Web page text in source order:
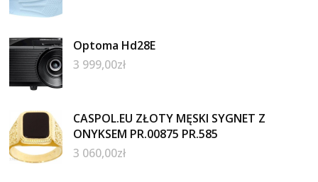
Optoma Hd28E
3 999,00zł
CASPOL.EU ZŁOTY MĘSKI SYGNET Z
ONYKSEM PR.00875 PR.585
3 060,00zł